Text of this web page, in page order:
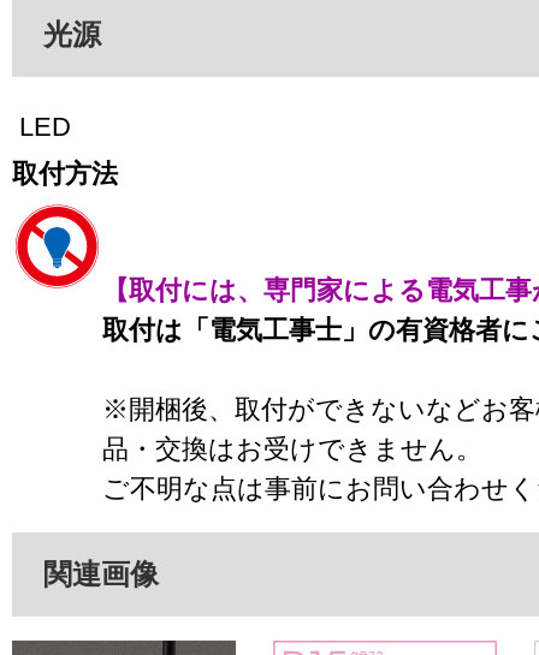
光源
LED
取付方法
【取付には、専門家による電気工
取付は「電気工事士」の有資格者
※開梱後、取付ができないなどお
品・交換はお受けできません。
ご不明な点は事前にお問い合わせ
関連画像